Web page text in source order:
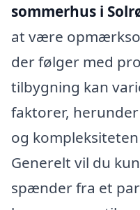
sommerhus i
at være
der følger med
tilbygning kan
faktorer,
og
Generelt vil du
spænder fra et